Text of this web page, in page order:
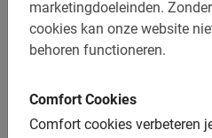
marketingdoeleinden.
cookies kan onze website
behoren functioneren.
Comfort Cookies
Comfort cookies verbeteren
Gratis wijzigen of
Toegankelijk voor alle